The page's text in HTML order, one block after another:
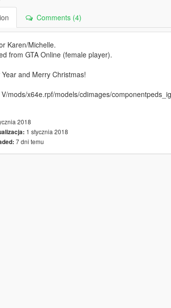
Comments (4)
Karen/Michelle.
from GTA Online (female player).
and Merry Christmas!
V/mods/x64e.rpf/models/cdimages/
2018
1 stycznia 2018
7 dni temu